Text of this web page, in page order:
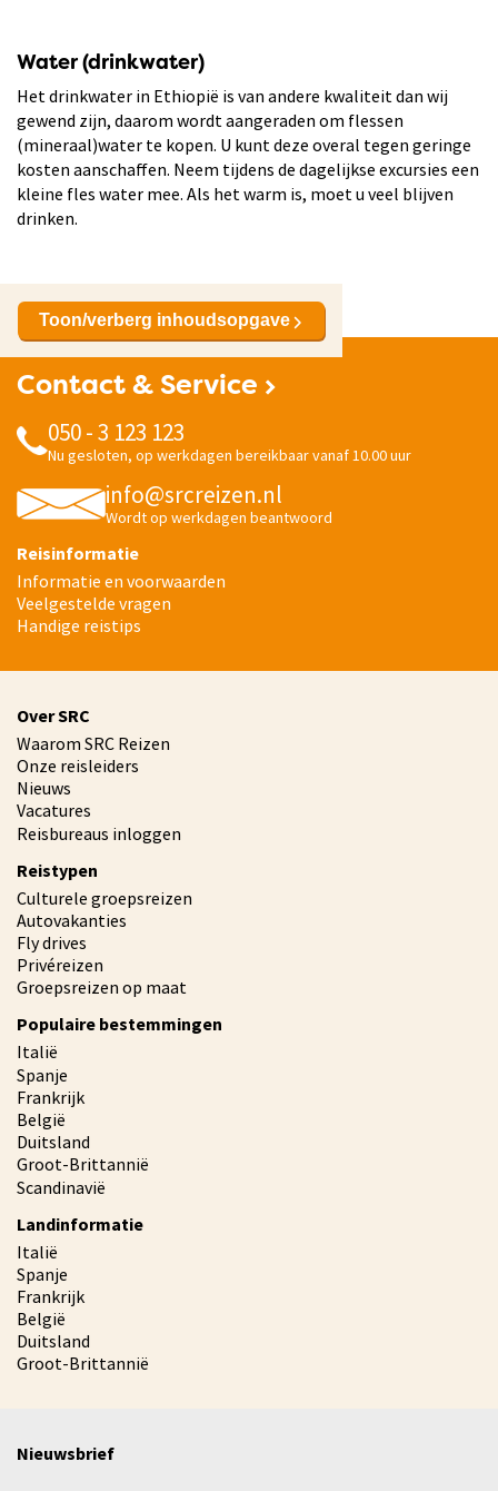
Water (drinkwater)
Het drinkwater in Ethiopië is van andere kwaliteit dan wij
gewend zijn, daarom wordt aangeraden om flessen
(mineraal)water te kopen. U kunt deze overal tegen geringe
kosten aanschaffen. Neem tijdens de dagelijkse excursies een
kleine fles water mee. Als het warm is, moet u veel blijven
drinken.
Toon/verberg inhoudsopgave
Contact & Service
050 - 3 123 123
Nu gesloten, op werkdagen bereikbaar vanaf 10.00 uur
info@srcreizen.nl
Wordt op werkdagen beantwoord
Reisinformatie
Informatie en voorwaarden
Veelgestelde vragen
Handige reistips
Over SRC
Waarom SRC Reizen
Onze reisleiders
Nieuws
Vacatures
Reisbureaus inloggen
Reistypen
Culturele groepsreizen
Autovakanties
Fly drives
Privéreizen
Groepsreizen op maat
Populaire bestemmingen
Italië
Spanje
Frankrijk
België
Duitsland
Groot-Brittannië
Scandinavië
Landinformatie
Italië
Spanje
Frankrijk
België
Duitsland
Groot-Brittannië
Nieuwsbrief